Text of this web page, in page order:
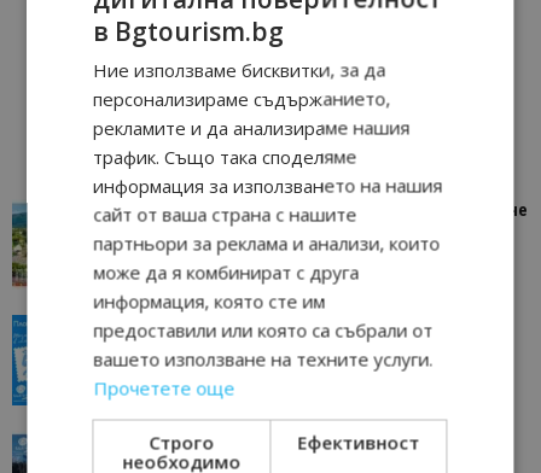
“Пощенска картичка от…”: Петрич – Изживяване
отвъд очакваното
11/07/2026 11:22
“Пощенска картичка от…”: Пловдив, градът на
“Пощенска картичка от…”: Перник – град на
традициите, културата и вдъхновяващите...
в Bgtourism.bg
Ние използваме бисквитки, за да
персонализираме съдържанието,
рекламите и да анализираме нашия
трафик. Също така споделяме
информация за използването на нашия
сайт от ваша страна с нашите
партньори за реклама и анализи, които
може да я комбинират с друга
информация, която сте им
предоставили или която са събрали от
вашето използване на техните услуги.
Прочетете още
Строго
необходимо
Ефективност